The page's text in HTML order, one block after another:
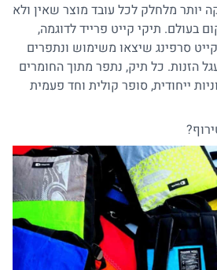
יותר מלחלק לכל עובד מוצר שאין ולא
בעולם. תיקי קייט פריידלדוגמה,
סרפינג שיצאו משימוש ונתפרים
הזנות. כל תיק, נתפר מתוך החומרים
ייחודית, סופר קולית וחד פעמית